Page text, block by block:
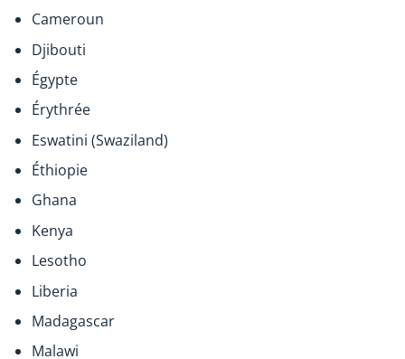
Cameroun
Djibouti
Égypte
Érythrée
Eswatini (Swaziland)
Éthiopie
Ghana
Kenya
Lesotho
Liberia
Madagascar
Malawi